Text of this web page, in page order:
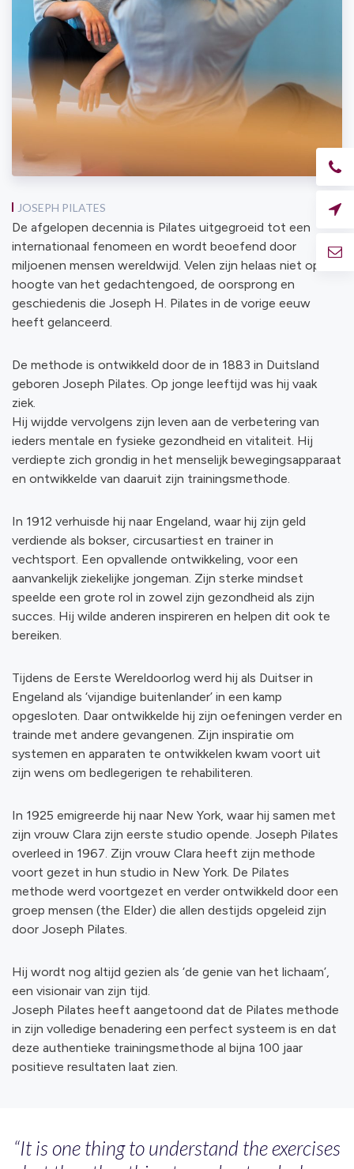
JOSEPH PILATES
De afgelopen decennia is Pilates uitgegroeid tot een
internationaal fenomeen en wordt beoefend door
miljoenen mensen wereldwijd. Velen zijn helaas niet op de
hoogte van het gedachtengoed, de oorsprong en
geschiedenis die Joseph H. Pilates in de vorige eeuw
heeft gelanceerd.
De methode is ontwikkeld door de in 1883 in Duitsland
geboren Joseph Pilates. Op jonge leeftijd was hij vaak
ziek.
Hij wijdde vervolgens zijn leven aan de verbetering van
ieders mentale en fysieke gezondheid en vitaliteit. Hij
verdiepte zich grondig in het menselijk bewegingsapparaat
en ontwikkelde van daaruit zijn trainingsmethode.
In 1912 verhuisde hij naar Engeland, waar hij zijn geld
verdiende als bokser, circusartiest en trainer in
vechtsport. Een opvallende ontwikkeling, voor een
aanvankelijk ziekelijke jongeman. Zijn sterke mindset
speelde een grote rol in zowel zijn gezondheid als zijn
succes. Hij wilde anderen inspireren en helpen dit ook te
bereiken.
Tijdens de Eerste Wereldoorlog werd hij als Duitser in
Engeland als ‘vijandige buitenlander’ in een kamp
opgesloten. Daar ontwikkelde hij zijn oefeningen verder en
trainde met andere gevangenen. Zijn inspiratie om
systemen en apparaten te ontwikkelen kwam voort uit
zijn wens om bedlegerigen te rehabiliteren.
In 1925 emigreerde hij naar New York, waar hij samen met
zijn vrouw Clara zijn eerste studio opende. Joseph Pilates
overleed in 1967. Zijn vrouw Clara heeft zijn methode
voort gezet in hun studio in New York. De Pilates
methode werd voortgezet en verder ontwikkeld door een
groep mensen (the Elder) die allen destijds opgeleid zijn
door Joseph Pilates.
Hij wordt nog altijd gezien als ‘de genie van het lichaam’,
een visionair van zijn tijd.
Joseph Pilates heeft aangetoond dat de Pilates methode
in zijn volledige benadering een perfect systeem is en dat
deze authentieke trainingsmethode al bijna 100 jaar
positieve resultaten laat zien.
“It is one thing to understand the exercises